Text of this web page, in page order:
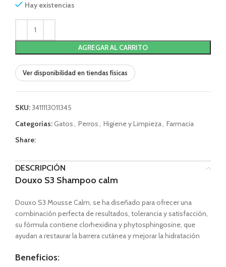
Hay existencias
AGREGAR AL CARRITO
Ver disponibilidad en tiendas físicas
SKU:3411113011345
Categorías:Gatos, Perros, Higiene y Limpieza, Farmacia
Share:
DESCRIPCIÓN
Douxo S3 Shampoo calm
Douxo S3 Mousse Calm, se ha diseñado para ofrecer una
combinación perfecta de resultados, tolerancia y satisfacción,
su fórmula contiene clorhexidina y phytosphingosine, que
ayudan a restaurar la barrera cutánea y mejorar la hidratación
Beneficios: